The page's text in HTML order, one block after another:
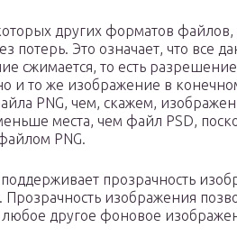
других форматов файлов,
потерь. Это означает, что все
сжимается, то есть
и то же изображение в
PNG, чем, скажем,
места, чем файл PSD,
PNG.
прозрачность
изображения
другое фоновое